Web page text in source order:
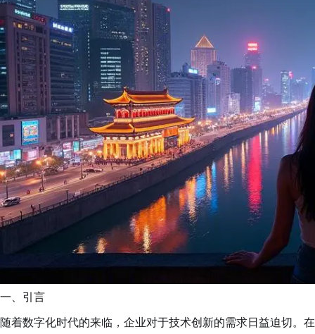
一、引言
随着数字化时代的来临，企业对于技术创新的需求日益迫切。